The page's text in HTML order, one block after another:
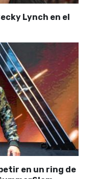
Lynch en el
en un ring de